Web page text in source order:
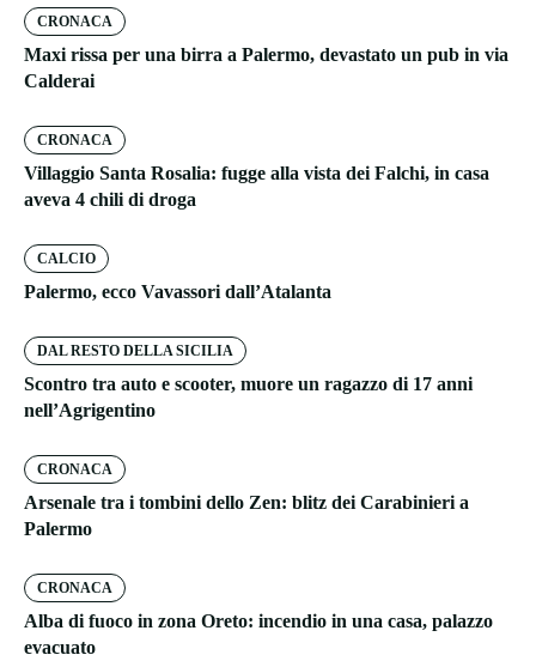
CRONACA
Maxi rissa per una birra a Palermo, devastato un pub in via
Calderai
CRONACA
Villaggio Santa Rosalia: fugge alla vista dei Falchi, in casa
aveva 4 chili di droga
CALCIO
Palermo, ecco Vavassori dall’Atalanta
DAL RESTO DELLA SICILIA
Scontro tra auto e scooter, muore un ragazzo di 17 anni
nell’Agrigentino
CRONACA
Arsenale tra i tombini dello Zen: blitz dei Carabinieri a
Palermo
CRONACA
Alba di fuoco in zona Oreto: incendio in una casa, palazzo
evacuato